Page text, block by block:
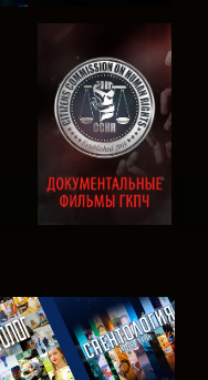
СМОТРЕТЬ
СМОТРЕТЬ
ПЕРЕДАЧИ